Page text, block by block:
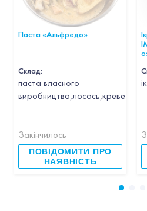
Паста «Альфредо»
Склад:
паста власного
Закінчилось
ПОВІДОМИТИ ПРО
НАЯВНІСТЬ